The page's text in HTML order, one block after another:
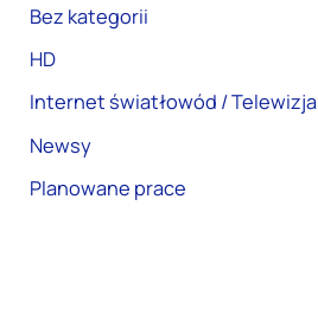
Bez kategorii
HD
Internet światłowód /
Newsy
Planowane prace